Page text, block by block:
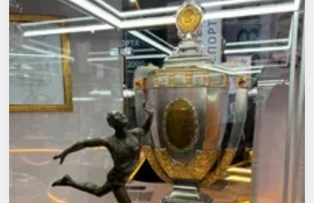
Квесты
Экскурсии
Спорт
События
Города
Площадки